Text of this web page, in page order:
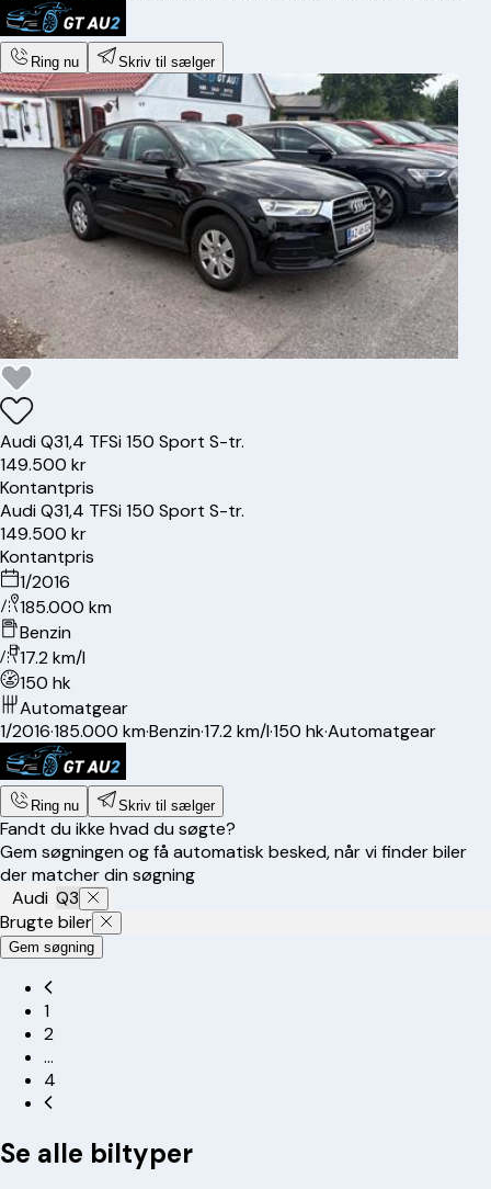
Ring nu Skriv til sælger
AudiQ31,4 TFSi 150 Sport S-tr.
149.500 kr
Kontantpris
AudiQ31,4 TFSi 150 Sport S-tr.
149.500 kr
Kontantpris
1/2016
185.000 km
Benzin
17.2 km/l
150 hk
Automatgear
1/2016·185.000 km·Benzin·17.2 km/l·150 hk·Automatgear
Ring nu Skriv til sælger
Fandt du ikke hvad du søgte?
Gem søgningen og få automatisk besked, når vi finder biler
der matcher din søgning
Audi Q3
Brugte biler
Gem søgning
1
2
…
4
Se alle biltyper